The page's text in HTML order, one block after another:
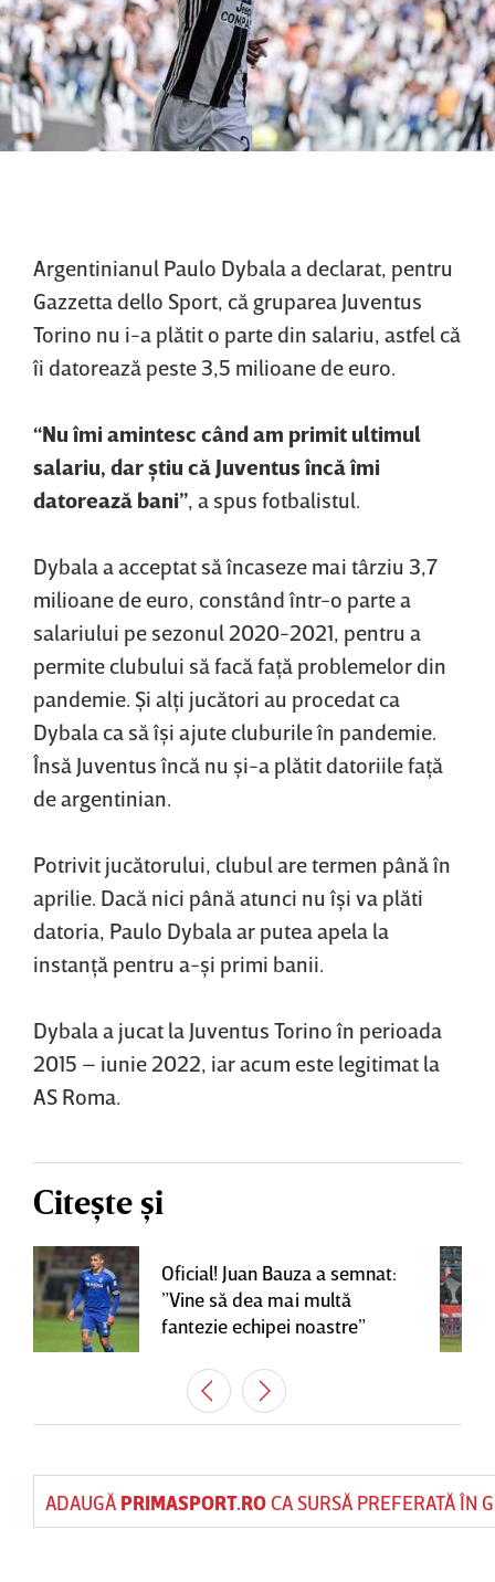
Argentinianul Paulo Dybala a declarat, pentru
Gazzetta dello Sport, că gruparea Juventus
Torino nu i-a plătit o parte din salariu, astfel că
îi datorează peste 3,5 milioane de euro.
“Nu îmi amintesc când am primit ultimul
salariu, dar ştiu că Juventus încă îmi
datorează bani” , a spus fotbalistul.
Dybala a acceptat să încaseze mai târziu 3,7
milioane de euro, constând într-o parte a
salariului pe sezonul 2020-2021, pentru a
permite clubului să facă faţă problemelor din
pandemie. Şi alţi jucători au procedat ca
Dybala ca să îşi ajute cluburile în pandemie.
Însă Juventus încă nu şi-a plătit datoriile faţă
de argentinian.
Potrivit jucătorului, clubul are termen până în
aprilie. Dacă nici până atunci nu îşi va plăti
datoria, Paulo Dybala ar putea apela la
instanţă pentru a-şi primi banii.
Dybala a jucat la Juventus Torino în perioada
2015 – iunie 2022, iar acum este legitimat la
AS Roma.
Citește și
Oficial! Juan Bauza a semnat:
”Vine să dea mai multă
fantezie echipei noastre”
ADAUGĂ PRIMASPORT.ROCA SURSĂ PREFERATĂ ÎN